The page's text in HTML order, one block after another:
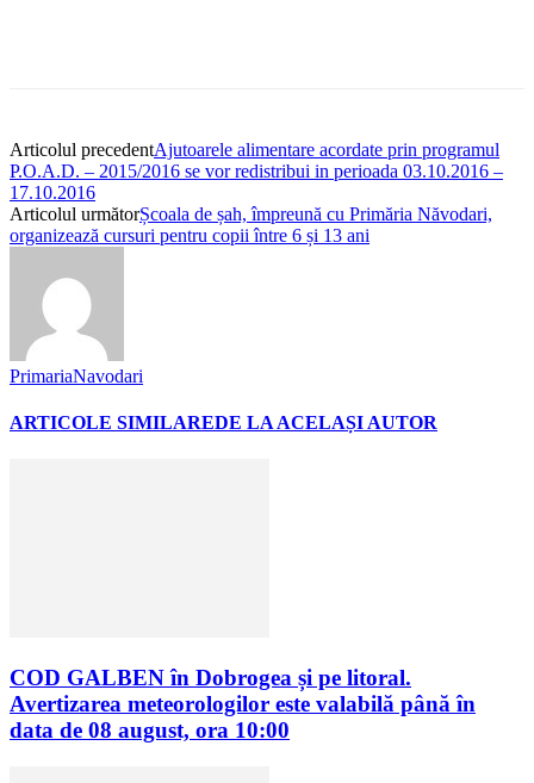
Articolul precedentAjutoarele alimentare acordate prin programul
P.O.A.D. – 2015/2016 se vor redistribui in perioada 03.10.2016 –
17.10.2016
Articolul următorȘcoala de șah, împreună cu Primăria Năvodari,
organizează cursuri pentru copii între 6 și 13 ani
PrimariaNavodari
ARTICOLE SIMILAREDE LA ACELAȘI AUTOR
COD GALBEN în Dobrogea și pe litoral.
Avertizarea meteorologilor este valabilă până în
data de 08 august, ora 10:00